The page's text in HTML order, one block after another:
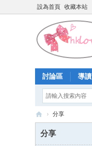
設為首頁 收藏本站
討論區 導讀
› 分享
分享